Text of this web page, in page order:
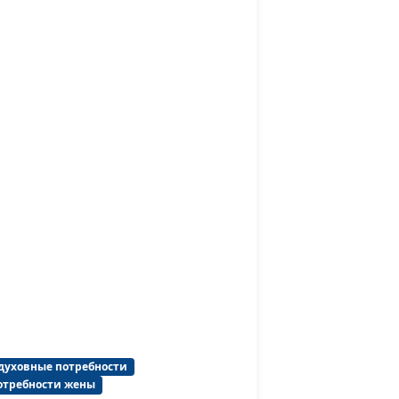
в
священнослужитель,
консультант по
потребности
жены